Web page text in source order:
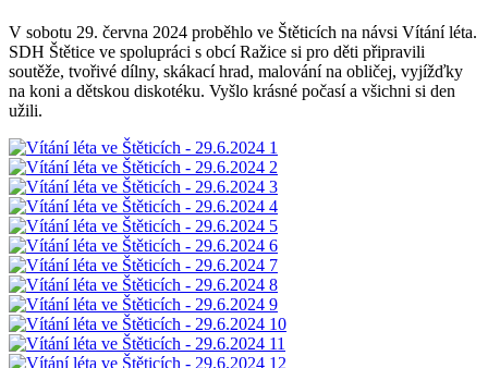
V sobotu 29. června 2024 proběhlo ve Štěticích na návsi Vítání léta.
SDH Štětice ve spolupráci s obcí Ražice si pro děti připravili
soutěže, tvořivé dílny, skákací hrad, malování na obličej, vyjížďky
na koni a dětskou diskotéku. Vyšlo krásné počasí a všichni si den
užili.